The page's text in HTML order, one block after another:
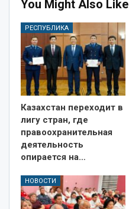
You Might Also Like
РЕСПУБЛИКА
Казахстан переходит в
лигу стран, где
правоохранительная
деятельность
опирается на…
НОВОСТИ